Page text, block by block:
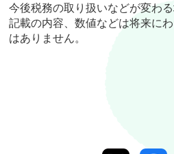
今後税務の取り扱いなどが変わ
記載の内容、数値などは将来に
はありません。